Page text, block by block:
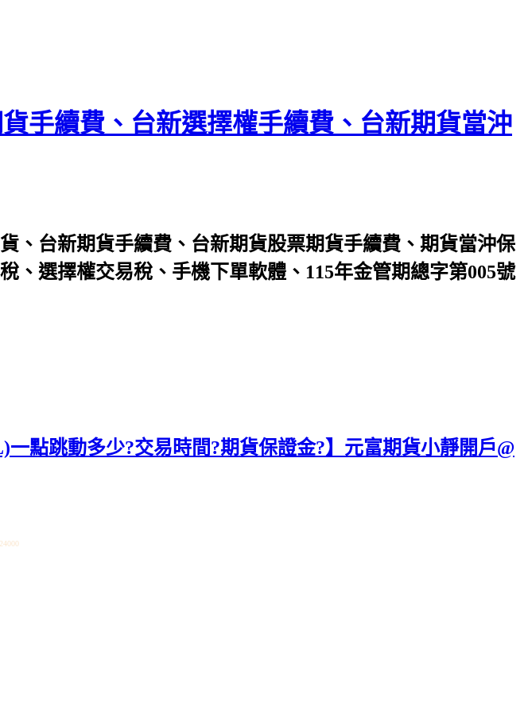
手續費、台新選擇權手續費、台新期貨當沖
、台新期貨手續費、台新期貨股票期貨手續費、期貨當沖保
、選擇權交易稅、手機下單軟體、115年金管期總字第005號
點跳動多少?交易時間?期貨保證金?】元富期貨小靜開戶@